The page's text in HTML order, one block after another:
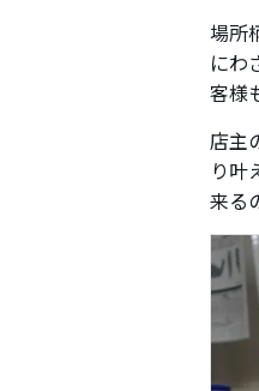
場所
にわ
客様
店主
り叶
来る